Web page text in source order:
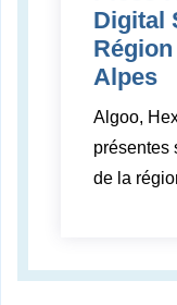
Digital
Alpes
Algoo,
présentes
de la